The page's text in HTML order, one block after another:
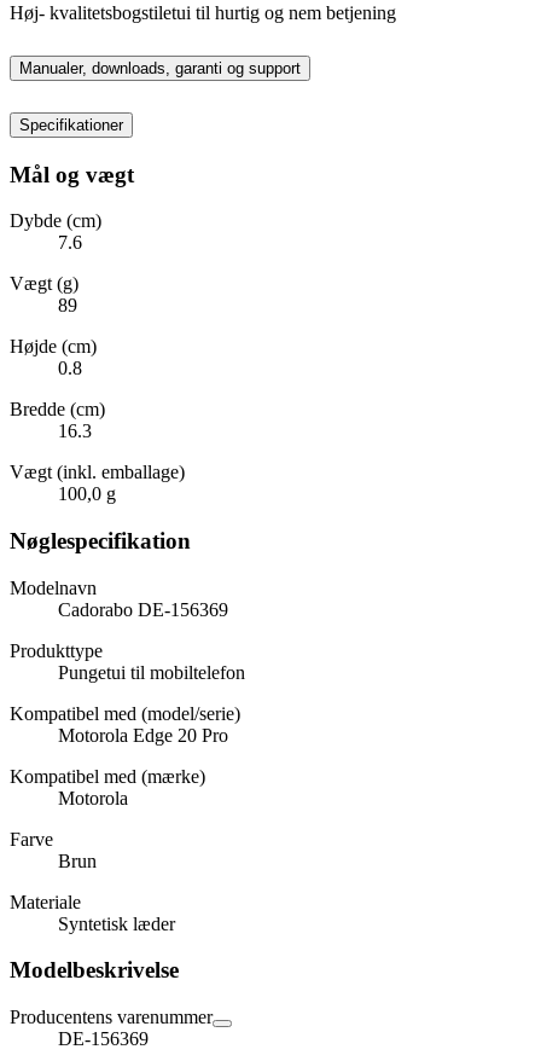
Høj- kvalitetsbogstiletui til hurtig og nem betjening
Manualer, downloads, garanti og support
Specifikationer
Mål og vægt
Dybde (cm)
7.6
Vægt (g)
89
Højde (cm)
0.8
Bredde (cm)
16.3
Vægt (inkl. emballage)
100,0 g
Nøglespecifikation
Modelnavn
Cadorabo DE-156369
Produkttype
Pungetui til mobiltelefon
Kompatibel med (model/serie)
Motorola Edge 20 Pro
Kompatibel med (mærke)
Motorola
Farve
Brun
Materiale
Syntetisk læder
Modelbeskrivelse
Producentens varenummer
DE-156369